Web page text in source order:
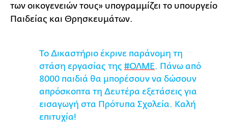
των οικογενειών τους» υπογραμμίζει το υπουργείο
Παιδείας και Θρησκευμάτων.
Το Δικαστήριο έκρινε παράνομη τη
στάση εργασίας της #ΟΛΜΕ. Πάνω από
8000 παιδιά θα μπορέσουν να δώσουν
απρόσκοπτα τη Δευτέρα εξετάσεις για
εισαγωγή στα Πρότυπα Σχολεία. Καλή
επιτυχία!